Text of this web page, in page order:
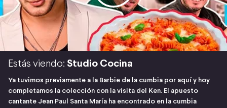
Estás viendo: Studio Cocina
Ya tuvimos previamente a la Barbie de la cumbia por aquí y hoy
completamos la colección con la visita del Ken. El apuesto
cantante Jean Paul Santa María ha encontrado en la cumbia